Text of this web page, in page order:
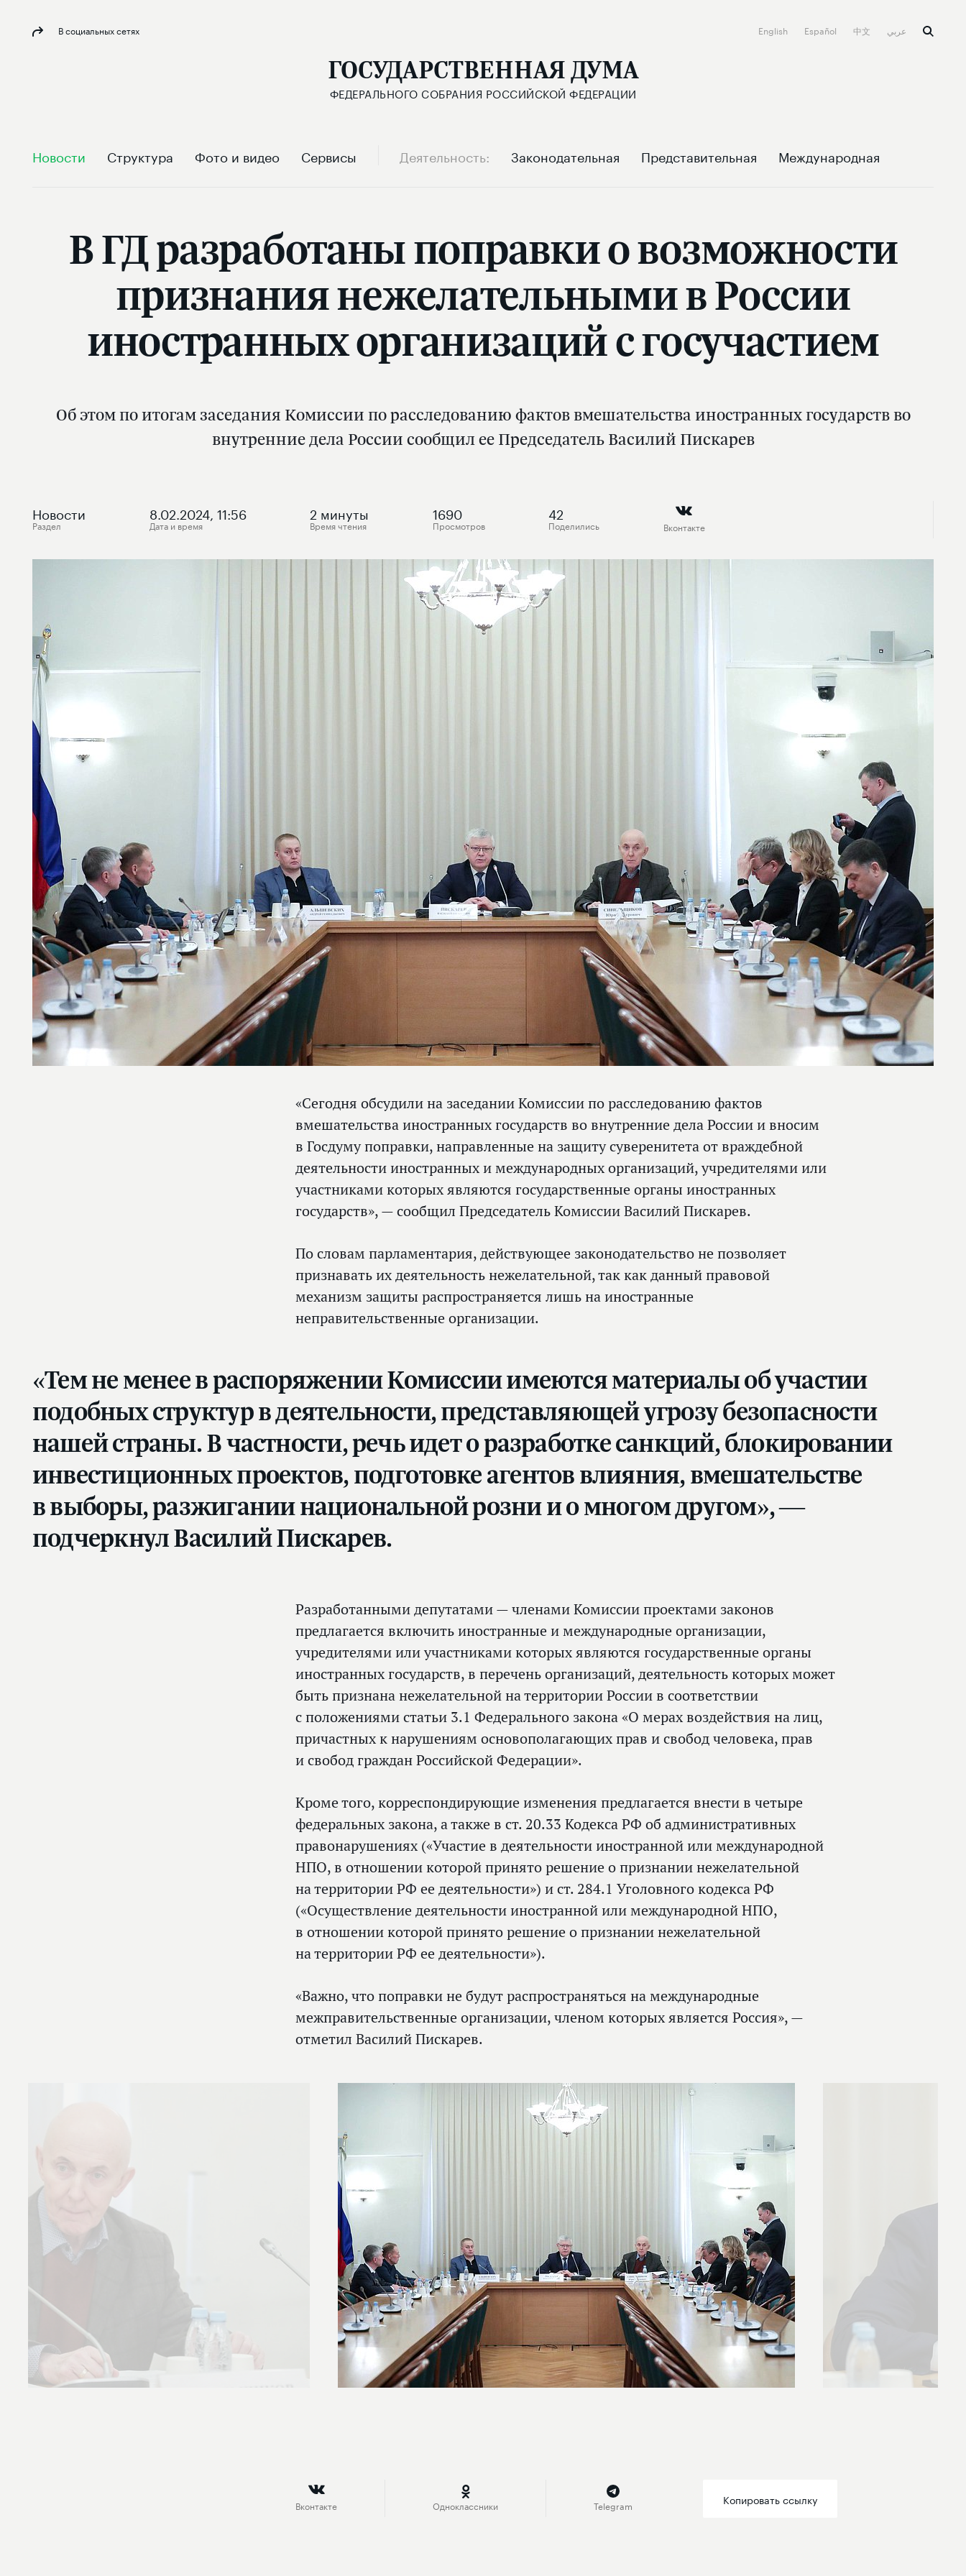
В социальных сетях English Español 中文
ГОСУДАРСТВЕННАЯ ДУМА
ФЕДЕРАЛЬНОГО СОБРАНИЯ РОССИЙСКОЙ ФЕДЕРАЦИИ
Новости Структура Фото и видео Сервисы Деятельность Законодательная Представительная Международная
В ГД разработаны поправки о возможности
признания нежелательными в России
иностранных организаций с госучастием
Об этом по итогам заседания Комиссии по расследованию фактов вмешательства иностранных государств во
внутренние дела России сообщил ее Председатель Василий Пискарев
Новости
Раздел
8.02.2024, 11:56
Дата и время
2 минуты
Время чтения
1690
Просмотров
42
Поделились Вконтакте
«Сегодня обсудили на заседании Комиссии по расследованию фактов
вмешательства иностранных государств во внутренние дела России и вносим
в Госдуму поправки, направленные на защиту суверенитета от враждебной
деятельности иностранных и международных организаций, учредителями или
участниками которых являются государственные органы иностранных
государств», — сообщил Председатель Комиссии Василий Пискарев.
По словам парламентария, действующее законодательство не позволяет
признавать их деятельность нежелательной, так как данный правовой
механизм защиты распространяется лишь на иностранные
неправительственные организации.
«Тем не менее в распоряжении Комиссии имеются материалы об участии
подобных структур в деятельности, представляющей угрозу безопасности
нашей страны. В частности, речь идет о разработке санкций, блокировании
инвестиционных проектов, подготовке агентов влияния, вмешательстве
в выборы, разжигании национальной розни и о многом другом», —
подчеркнул Василий Пискарев.
Разработанными депутатами — членами Комиссии проектами законов
предлагается включить иностранные и международные организации,
учредителями или участниками которых являются государственные органы
иностранных государств, в перечень организаций, деятельность которых может
быть признана нежелательной на территории России в соответствии
с положениями статьи 3.1 Федерального закона «О мерах воздействия на лиц,
причастных к нарушениям основополагающих прав и свобод человека, прав
и свобод граждан Российской Федерации».
Кроме того, корреспондирующие изменения предлагается внести в четыре
федеральных закона, а также в ст. 20.33 Кодекса РФ об административных
правонарушениях («Участие в деятельности иностранной или международной
НПО, в отношении которой принято решение о признании нежелательной
на территории РФ ее деятельности») и ст. 284.1 Уголовного кодекса РФ
(«Осуществление деятельности иностранной или международной НПО,
в отношении которой принято решение о признании нежелательной
на территории РФ ее деятельности»).
«Важно, что поправки не будут распространяться на международные
межправительственные организации, членом которых является Россия», —
отметил Василий Пискарев.
Вконтакте Одноклассники Telegram Копировать ссылку